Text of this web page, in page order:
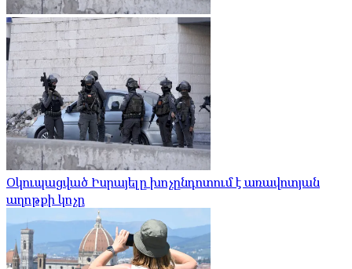
Օկուպացված Իսրայելը խոչընդոտում է առավոտյան
աղոթքի կոչը